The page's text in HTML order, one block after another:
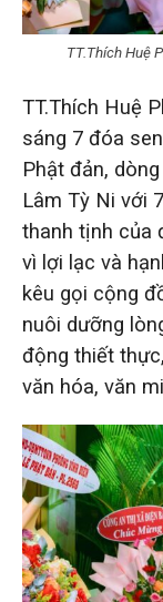
TT.Thích Huệ
TT.Thích Huệ
sáng 7 đóa
Phật đản,
Lâm Tỳ Ni với
thanh tịnh của
vì lợi lạc và
kêu gọi cộng
nuôi dưỡng
động thiết
văn hóa, văn